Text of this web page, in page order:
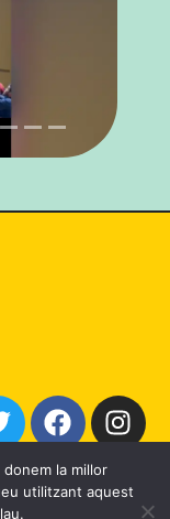
la millor
utilitzant aquest